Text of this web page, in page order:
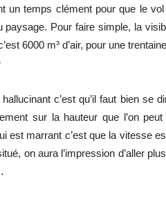
un temps clément pour que le
paysage. Pour faire simple, la
6000 m³ d’air, pour une
c’est qu’il faut bien se
sur la hauteur que l’on
est marrant c’est que la vitesse
on aura l’impression d’aller